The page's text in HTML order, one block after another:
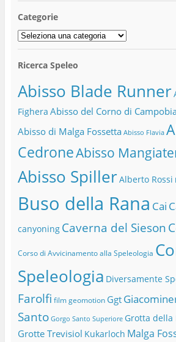
Categorie
Categorie
Ricerca Speleo
Abisso Blade Runner
Fighera Abisso del Corno di
Abisso di Malga Fossetta Abisso Flavia
CedroneAbisso
Abisso SpillerAlberto Rossi
Buso della Rana Cai
canyoning Caverna del Sieson
Corso di Avvicinamento alla Speleologia
Speleologia Diversamente
Farolfi film geomotion Ggt
Santo Gorgo Santo Superiore Grotta della
Grotte Trevisiol Kukarloch Malga